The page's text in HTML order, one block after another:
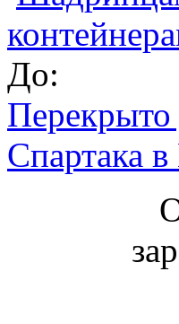
До:
Перекрыто
Спартака